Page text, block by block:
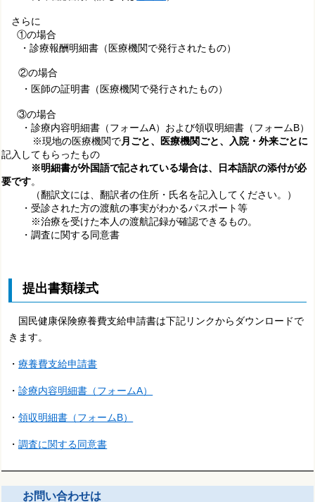
さらに
①の場合
・診療報酬明細書（医療機関で発行されたもの）
②の場合
・医師の証明書（医療機関で発行されたもの）
③の場合
・診療内容明細書（フォームA）および領収明細書（フォームB）
※現地の医療機関で月ごと、医療機関ごと、入院・外来ごとに
記入してもらったもの
※明細書が外国語で記されている場合は、日本語訳の添付が必
要です。
（翻訳文には、翻訳者の住所・氏名を記入してください。）
・受診された方の渡航の事実がわかるパスポート等
※治療を受けた本人の渡航記録が確認できるもの。
・調査に関する同意書
提出書類様式
国民健康保険療養費支給申請書は下記リンクからダウンロードで
きます。
・療養費支給申請書
・診療内容明細書（フォームA）
・領収明細書（フォームB）
・調査に関する同意書
お問い合わせは